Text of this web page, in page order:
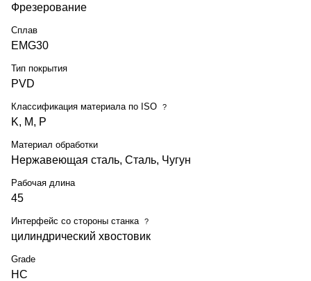
Фрезерование
Сплав
EMG30
Тип покрытия
PVD
Классификация материала по ISO ?
K, M, P
Материал обработки
Нержавеющая сталь, Сталь, Чугун
Рабочая длина
45
Интерфейс со стороны станка ?
цилиндрический хвостовик
Grade
HC